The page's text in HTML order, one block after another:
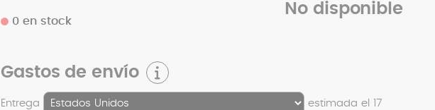
Gastos de envío
Entrega estimada el 17
0 en stock
No disponible